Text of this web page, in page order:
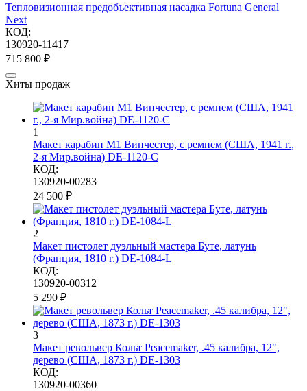
Тепловизионная предобъективная насадка Fortuna General
Next
КОД:
130920-11417
715 800 ₽
Хиты продаж
1
Макет карабин М1 Винчестер, с ремнем (США, 1941 г.,
2-я Мир.война) DE-1120-C
КОД:
130920-00283
24 500 ₽
2
Макет пистолет дуэльный мастера Буте, латунь
(Франция, 1810 г.) DE-1084-L
КОД:
130920-00312
5 290 ₽
3
Макет револьвер Кольт Peacemaker, .45 калибра, 12",
дерево (США, 1873 г.) DE-1303
КОД:
130920-00360